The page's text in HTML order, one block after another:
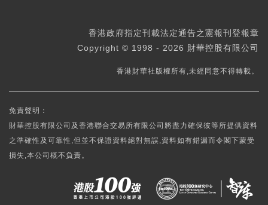
香港政府指定刊載法定通告之憲報刊登報章
Copyright © 1998 - 2026 財華控股有限公司
香港財華社版權所有,未經同意不得轉載。
免責聲明：
財華控股有限公司及香港聯合交易所有限公司將盡力確保彼等所提供資料
之準確性及可靠性,但並不保證資料絕對無誤,資料如有錯漏而令閣下蒙受
損失,本公司概不負責。